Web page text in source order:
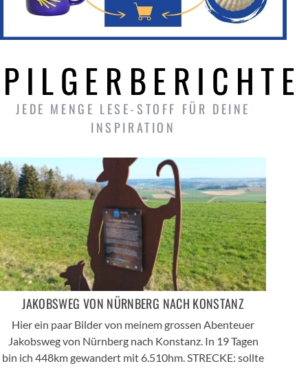
PILGERBERICHTE
JEDE MENGE LESE-STOFF FÜR DEINE
INSPIRATION
JAKOBSWEG VON NÜRNBERG NACH KONSTANZ
Hier ein paar Bilder von meinem grossen Abenteuer
Jakobsweg von Nürnberg nach Konstanz. In 19 Tagen
bin ich 448km gewandert mit 6.510hm. STRECKE: sollte